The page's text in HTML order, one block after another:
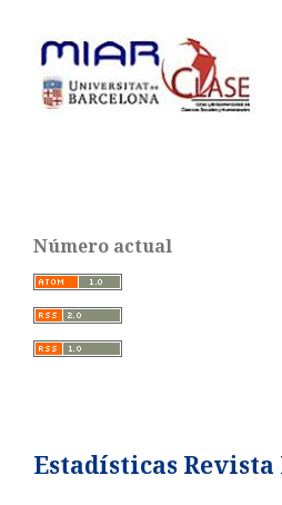
Número actual
Estadísticas